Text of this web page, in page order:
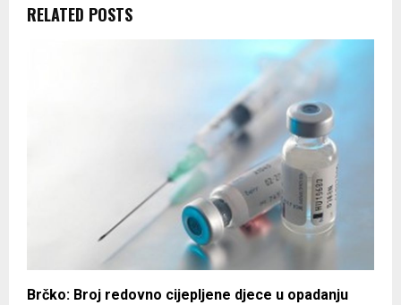
RELATED POSTS
Brčko: Broj redovno cijepljene djece u opadanju